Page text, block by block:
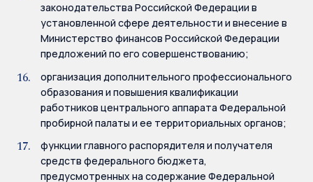
законодательства Российской Федерации в
установленной сфере деятельности и внесение в
Министерство финансов Российской Федерации
предложений по его совершенствованию;
организация дополнительного профессионального
образования и повышения квалификации
работников центрального аппарата Федеральной
пробирной палаты и ее территориальных органов;
функции главного распорядителя и получателя
средств федерального бюджета,
предусмотренных на содержание Федеральной